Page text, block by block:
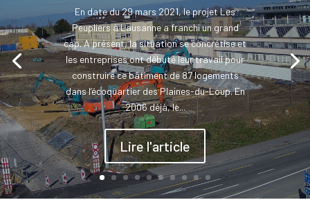
En date du 29 mars 2021, le projet Les
Peupliers à Lausanne a franchi un grand
cap. A présent, la situation se concrétise et
les entreprises ont débuté leur travail pour
construire ce bâtiment de 87 logements
dans l’écoquartier des Plaines-du-Loup. En
2006 déjà, le...
Lire l'article